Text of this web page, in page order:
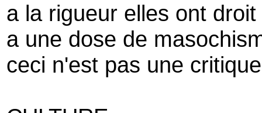
a la rigueur elles ont droit
a une dose de
ceci n'est pas une